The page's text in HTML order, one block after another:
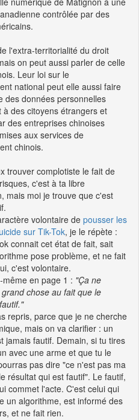
contrôlée par des
l'extra-territorialité du droit
on peut aussi parler de celle
Leur loi sur le
national peut elle aussi faire
des données personnelles
à des citoyens étrangers et
des entreprises chinoises
aux services de
chinois.
trouver complotiste le fait de
c'est à ta libre
mais moi je trouve que c'est
volontaire de pousser les
sur Tik-Tok, je le répète :
connait cet état de fait, sait
pose problème, et ne fait
c'est volontaire.
même en page 1 : "Ça ne
chose au fait que le
repris, parce que je ne cherche
mais on va clarifier : un
jamais fautif. Demain, si tu tires
avec une arme et que tu le
pas dire "ce n'est pas ma
résultat qui est fautif". Le fautif,
commet l'acte. C'est celui qui
un algorithme, est informé des
et ne fait rien.